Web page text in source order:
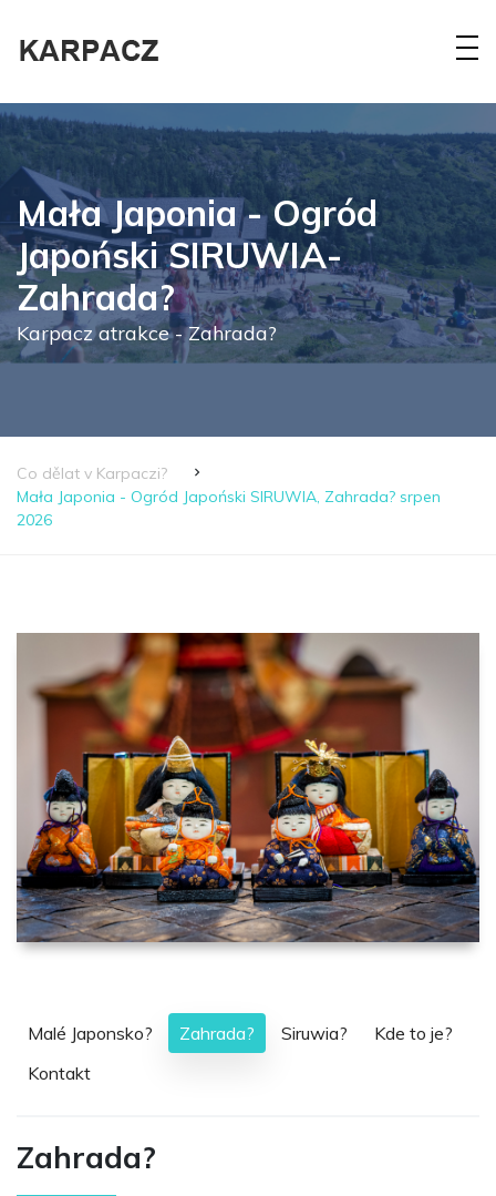
Mała Japonia - Ogród
Japoński SIRUWIA-
Zahrada?
Karpacz atrakce - Zahrada?
Co dělat v Karpaczi?
Mała Japonia - Ogród Japoński SIRUWIA, Zahrada? srpen
2026
Malé Japonsko? Zahrada? Siruwia?
Kde to je?
Kontakt
Zahrada?